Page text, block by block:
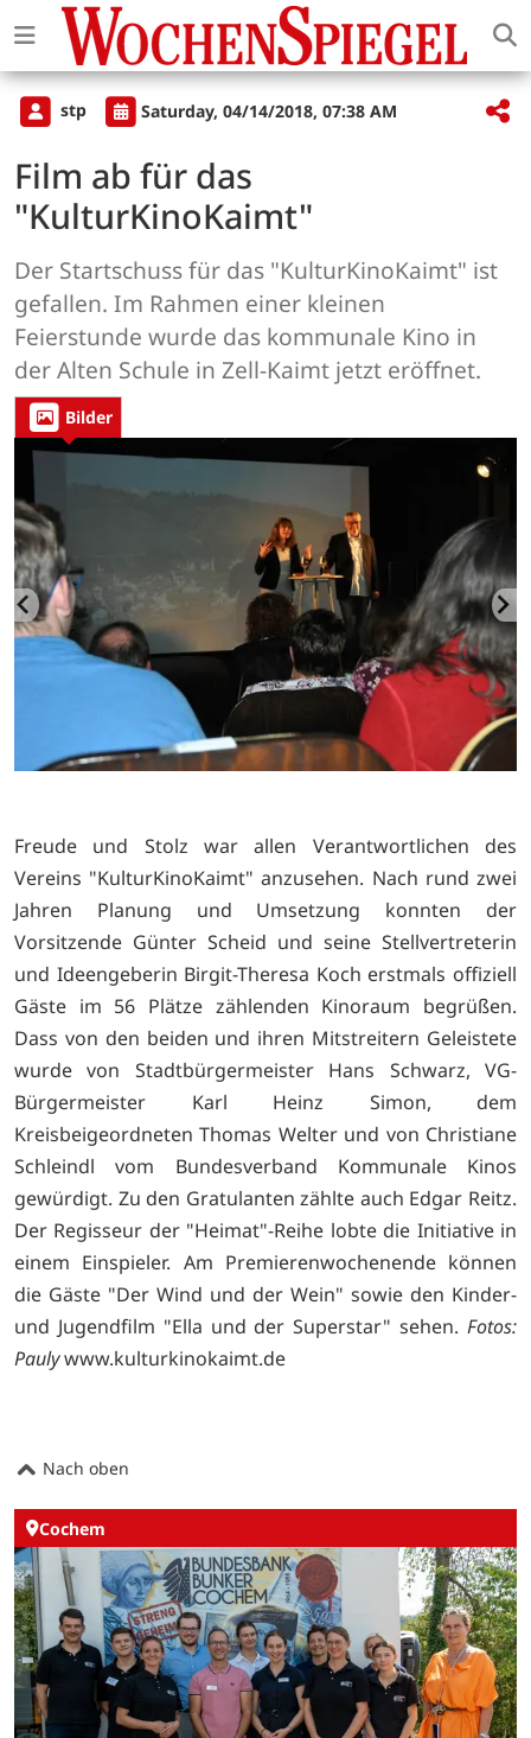
stp Saturday, 04/14/2018, 07:38 AM
Film ab für das
"KulturKinoKaimt"
Der Startschuss für das "KulturKinoKaimt" ist
gefallen. Im Rahmen einer kleinen
Feierstunde wurde das kommunale Kino in
der Alten Schule in Zell-Kaimt jetzt eröffnet.
Bilder
Freude und Stolz war allen Verantwortlichen des
Vereins "KulturKinoKaimt" anzusehen. Nach rund zwei
Jahren Planung und Umsetzung konnten der
Vorsitzende Günter Scheid und seine Stellvertreterin
und Ideengeberin Birgit-Theresa Koch erstmals offiziell
Gäste im 56 Plätze zählenden Kinoraum begrüßen.
Dass von den beiden und ihren Mitstreitern Geleistete
wurde von Stadtbürgermeister Hans Schwarz, VG-
Bürgermeister Karl Heinz Simon, dem
Kreisbeigeordneten Thomas Welter und von Christiane
Schleindl vom Bundesverband Kommunale Kinos
gewürdigt. Zu den Gratulanten zählte auch Edgar Reitz.
Der Regisseur der "Heimat"-Reihe lobte die Initiative in
einem Einspieler. Am Premierenwochenende können
die Gäste "Der Wind und der Wein" sowie den Kinder-
und Jugendfilm "Ella und der Superstar" sehen. Fotos:
Paulywww.kulturkinokaimt.de
Nach oben
Cochem